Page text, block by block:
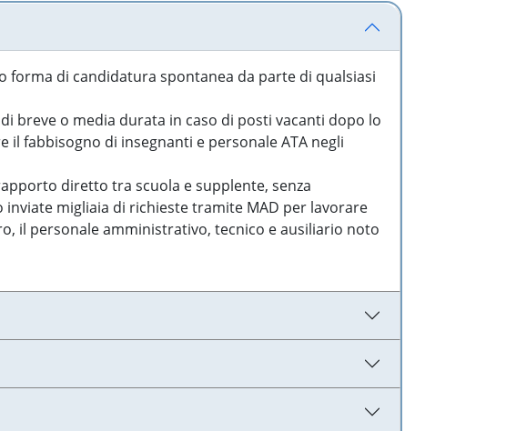
forma di candidatura spontanea da parte di qualsiasi
breve o media durata in caso di posti vacanti dopo lo
fabbisogno di insegnanti e personale ATA negli
diretto tra scuola e supplente, senza
migliaia di richieste tramite MAD per lavorare
il personale amministrativo, tecnico e ausiliario noto